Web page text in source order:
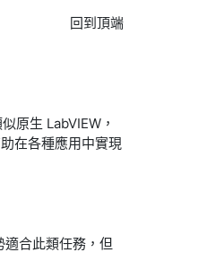
回到頂端
原生 LabVIEW，
在各種應用中實現
合此類任務，但